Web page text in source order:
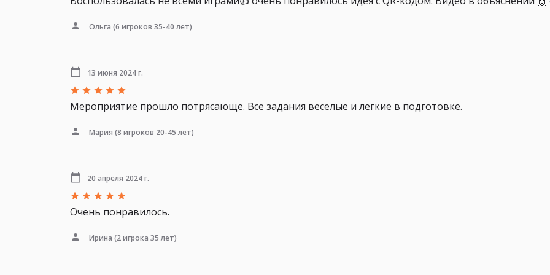
Ольга (6 игроков 35-40 лет)
13 июня 2024 г.
Мероприятие прошло потрясающе. Все задания веселые и легкие в подготовке.
Мария (8 игроков 20-45 лет)
20 апреля 2024 г.
Очень понравилось.
Ирина (2 игрока 35 лет)